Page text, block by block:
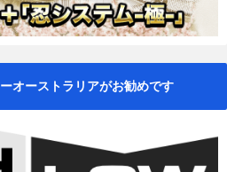
オーストラリアがお勧めです